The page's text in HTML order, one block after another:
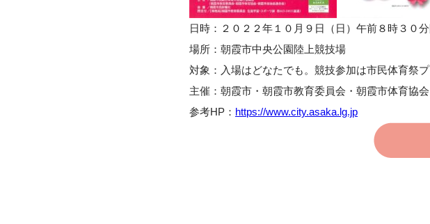
日時：２０２２年１０月９日（日）午前８時３０分
場所：朝霞市中央公園陸上競技場
対象：入場はどなたでも。競技参加は市民体育祭プ
主催：朝霞市・朝霞市教育委員会・朝霞市体育協会
参考HP： https://www.city.asaka.lg.jp